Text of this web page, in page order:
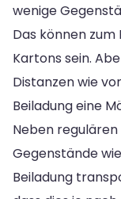
wenige
Das können
Kartons sein.
Distanzen wie
Beiladung eine
Neben
Gegenstände
Beiladung